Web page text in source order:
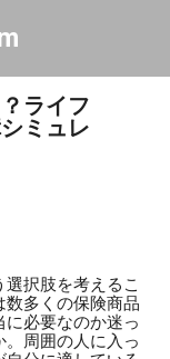
に移動
ライフ
ミュレ
択肢を考えるこ
数多くの保険商品
必要なのか迷っ
周囲の人に入っ